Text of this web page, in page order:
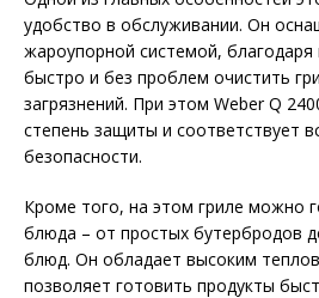
удобство в обслуживании. Он
жароупорной системой,
быстро и без проблем очистить
загрязнений. При этом Weber Q
степень защиты и соответствует
безопасности.
Кроме того, на этом гриле можно
блюда – от простых бутербродов
блюд. Он обладает высоким
позволяет готовить продукты